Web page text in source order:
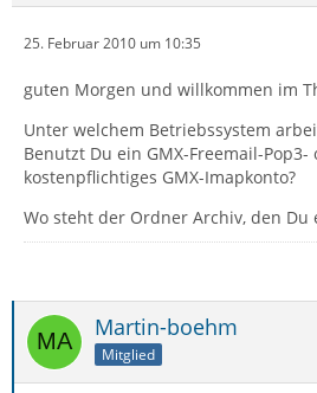
25. Februar 2010 um 10:35
guten Morgen und willkommen im
Unter welchem Betriebssystem
Benutzt Du ein GMX-Freemail-Pop3-
kostenpflichtiges GMX-Imapkonto?
Wo steht der Ordner Archiv, den
Martin-boehm
Mitglied